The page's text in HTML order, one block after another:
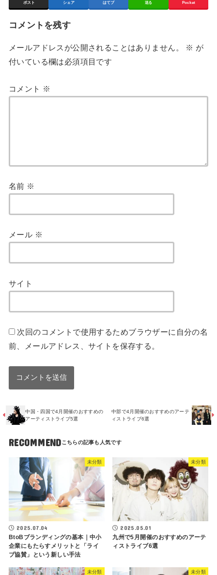
ポスト シェア はてブ 送る Pocket
コメントを残す
メールアドレスが公開されることはありません。 ※ が
付いている欄は必須項目です
コメント ※
名前 ※
メール ※
サイト
次回のコメントで使用するためブラウザーに自分の名
前、メールアドレス、サイトを保存する。
中国・四国で4月開催のおすすめの
アーティストライブ5選
中部で4月開催のおすすめのアーテ
ィストライブ6選
RECOMMEND
未分類
2025.07.04
BtoBブランディングの基本｜中小
企業にもたらすメリットと「ライ
ブ協賛」という新しい手法
未分類
2025.05.01
九州で5月開催のおすすめのアーテ
ィストライブ6選
未分類 未分類